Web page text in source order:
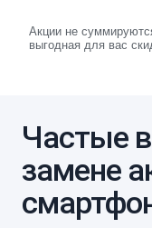
Акции не
выгодная для вас
Частые
замене